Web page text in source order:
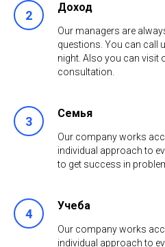
Доход
Our managers are
questions. You can call
night. Also you can visit
consultation.
Семья
Our company works
individual approach to
to get success in
Учеба
Our company works
individual approach to